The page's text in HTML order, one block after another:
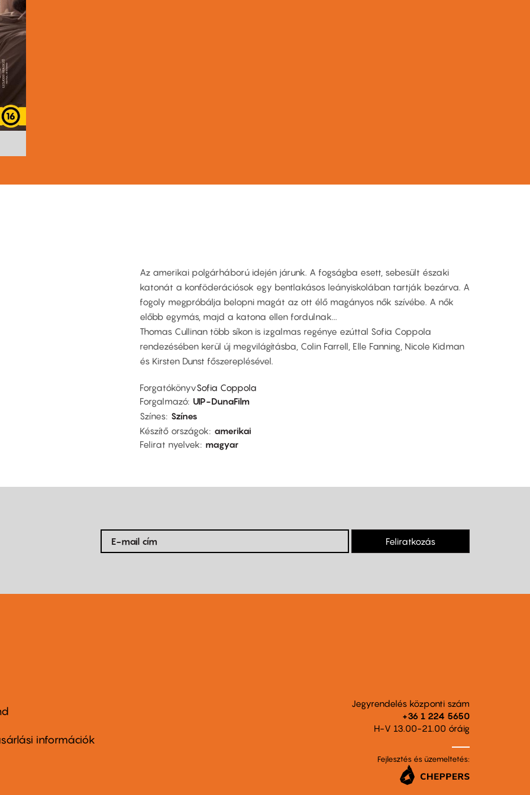
Az amerikai polgárháború idején járunk. A fogságba esett, sebesült északi
katonát a konföderációsok egy bentlakásos leányiskolában tartják bezárva. A
fogoly megpróbálja belopni magát az ott élő magányos nők szívébe. A nők
előbb egymás, majd a katona ellen fordulnak...
Thomas Cullinan több síkon is izgalmas regénye ezúttal Sofia Coppola
rendezésében kerül új megvilágításba, Colin Farrell, Elle Fanning, Nicole Kidman
és Kirsten Dunst főszereplésével.
ForgatókönyvSofia Coppola
Forgalmazó UIP-DunaFilm
Színes Színes
Készítő országok
amerikai
Felirat nyelvek
magyar
Feliratkozás
információk
Jegyrendelés központi szám
+36 1 224 5650
H-V 13.00-21.00 óráig
Fejlesztés és üzemeltetés: